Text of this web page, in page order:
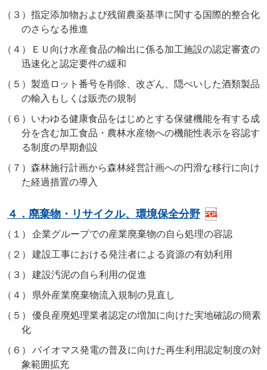
（３） 指定添加物および残留農薬基準に関する国際的整合化
のさらなる推進
（４）
ＥＵ向け水産食品の輸出に係る加工施設の認定審査の
迅速化と認定要件の緩和
（５） 製造ロット番号を削除、改ざん、隠ぺいした酒類製品
の輸入もしくは販売の規制
（６） いわゆる健康食品をはじめとする保健機能を有する成
分を含む加工食品・農林水産物への機能性表示を容認す
る制度の早期創設
（７） 森林施行計画から森林経営計画への円滑な移行に向け
た経過措置の導入
４．廃棄物・リサイクル、環境保全分野
（１）
企業グループでの産業廃棄物の自ら処理の容認
（２）
建設工事における発注者による資源の有効利用
（３）
建設汚泥の自ら利用の促進
（４）
県外産業廃棄物流入規制の見直し
（５）
優良産廃処理業者認定の増加に向けた実地確認の簡素
化
（６）
バイオマス発電の普及に向けた再生利用認定制度の対
象範囲拡充